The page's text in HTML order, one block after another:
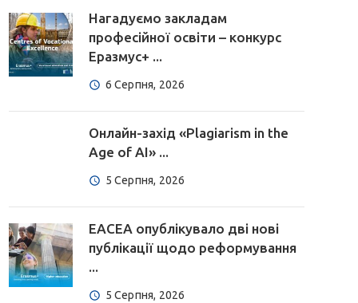
Нагадуємо закладам
професійної освіти – конкурс
Еразмус+ ...
6 Серпня, 2026
Онлайн-захід «Plagiarism in the
Age of AI» ...
5 Серпня, 2026
EACEA опублікувало дві нові
публікації щодо реформування
...
5 Серпня, 2026